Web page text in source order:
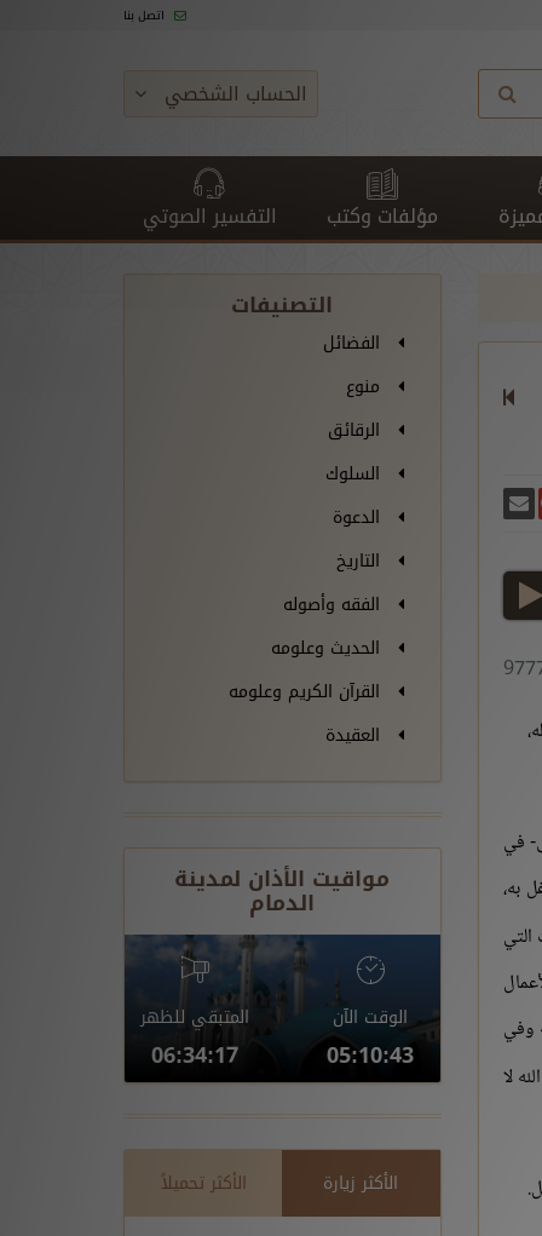
اتصل بنا
الحساب الشخصي
مؤلفات وكتب التفسير الصوتي
شارك على غوغل بلس
في
به،
التي
وفي
لا
التصنيفات
الفضائل
منوع
الرقائق
السلوك
الدعوة
التاريخ
الفقه وأصوله
الحديث وعلومه
القرآن الكريم وعلومه
العقيدة
مواقيت الأذان لمدينة
الدمام
الوقت الآن
05:10:44
المتبقي للظهر
06:34:16
الأكثر زيارة الأكثر تحميلاً